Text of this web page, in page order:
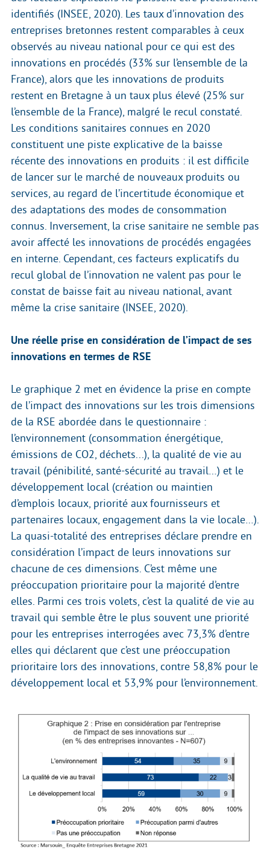
identifiés (INSEE, 2020). Les taux d’innovation des
entreprises bretonnes restent comparables à ceux
observés au niveau national pour ce qui est des
innovations en procédés (33% sur l’ensemble de la
France), alors que les innovations de produits
restent en Bretagne à un taux plus élevé (25% sur
l’ensemble de la France), malgré le recul constaté.
Les conditions sanitaires connues en 2020
constituent une piste explicative de la baisse
récente des innovations en produits : il est difficile
de lancer sur le marché de nouveaux produits ou
services, au regard de l’incertitude économique et
des adaptations des modes de consommation
connus. Inversement, la crise sanitaire ne semble pas
avoir affecté les innovations de procédés engagées
en interne. Cependant, ces facteurs explicatifs du
recul global de l’innovation ne valent pas pour le
constat de baisse fait au niveau national, avant
même la crise sanitaire (INSEE, 2020).
Une réelle prise en considération de l’impact de ses
innovations en termes de RSE
Le graphique 2 met en évidence la prise en compte
de l’impact des innovations sur les trois dimensions
de la RSE abordée dans le questionnaire :
l’environnement (consommation énergétique,
émissions de CO2, déchets...), la qualité de vie au
travail (pénibilité, santé-sécurité au travail…) et le
développement local (création ou maintien
d’emplois locaux, priorité aux fournisseurs et
partenaires locaux, engagement dans la vie locale…).
La quasi-totalité des entreprises déclare prendre en
considération l’impact de leurs innovations sur
chacune de ces dimensions. C’est même une
préoccupation prioritaire pour la majorité d’entre
elles. Parmi ces trois volets, c’est la qualité de vie au
travail qui semble être le plus souvent une priorité
pour les entreprises interrogées avec 73,3% d’entre
elles qui déclarent que c’est une préoccupation
prioritaire lors des innovations, contre 58,8% pour le
développement local et 53,9% pour l’environnement.